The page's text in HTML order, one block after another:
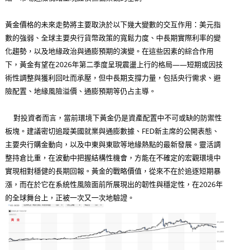
黃金價格的未來走勢將主要取決於以下幾大變數的交互作用：美元指
數的強弱、全球主要央行貨幣政策的寬鬆力度、中長期實際利率的變
化趨勢，以及地緣政治與通膨預期的演變。在這些因素的綜合作用
下，黃金有望在2026年第二季度呈現震盪上行的格局——短期或因技
術性調整與獲利回吐而承壓，但中長期支撐力量，包括央行需求、避
險配置、地緣風險溢價、通膨預期等仍占主導。
對投資者而言，當前環境下黃金仍是資產配置中不可或缺的防禦性
板塊。建議密切追蹤美國就業與通膨數據、FED新主席的公開表態、
主要央行購金動向，以及中東與東歐等地緣熱點的最新發展。靈活調
整持倉比重，在波動中把握結構性機會，方能在不確定的宏觀環境中
實現相對穩健的長期回報。黃金的戰略價值，從來不在於追逐短期暴
漲，而在於它在系統性風險面前所展現出的韌性與穩定性，在2026年
的全球舞台上，正被一次又一次地驗證。